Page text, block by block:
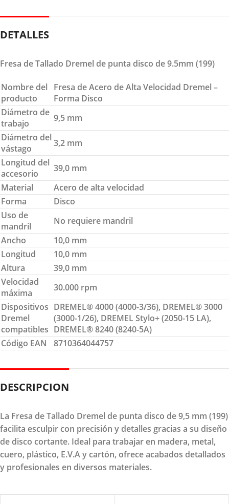
DETALLES
Fresa de Tallado Dremel de punta disco de 9.5mm (199)
Nombre del
producto
Fresa de Acero de Alta Velocidad Dremel –
Forma Disco
Diámetro de
trabajo
9,5 mm
Diámetro del
vástago
3,2 mm
Longitud del
accesorio
39,0 mm
Material
Acero de alta velocidad
Forma
Disco
Uso de
mandril
No requiere mandril
Ancho
10,0 mm
Longitud
10,0 mm
Altura
39,0 mm
Velocidad
máxima
30.000 rpm
Dispositivos
Dremel
compatibles
DREMEL® 4000 (4000-3/36), DREMEL® 3000
(3000-1/26), DREMEL Stylo+ (2050-15 LA),
DREMEL® 8240 (8240-5A)
Código EAN
8710364044757
DESCRIPCION
La Fresa de Tallado Dremel de punta disco de 9,5 mm (199)
facilita esculpir con precisión y detalles gracias a su diseño
de disco cortante. Ideal para trabajar en madera, metal,
cuero, plástico, E.V.A y cartón, ofrece acabados detallados
y profesionales en diversos materiales.